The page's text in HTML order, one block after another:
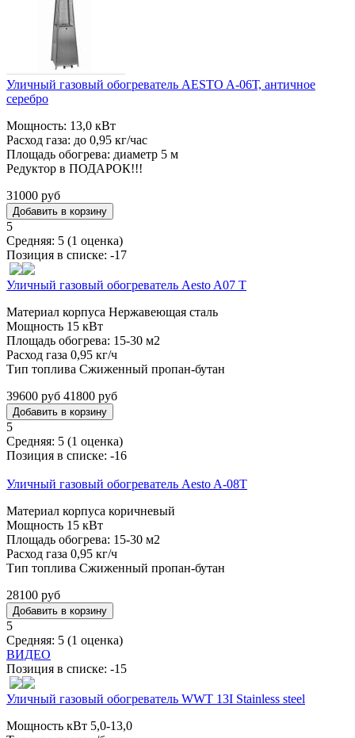
Уличный газовый обогреватель AESTO A-06Т, античное
серебро
Мощность: 13,0 кВт
Расход газа: до 0,95 кг/час
Площадь обогрева: диаметр 5 м
Редуктор в ПОДАРОК!!!
31000 руб
5
Средняя: 5 (1 оценка)
Позиция в списке: -17
Уличный газовый обогреватель Aesto A07 T
Материал корпуса Нержавеющая сталь
Мощность 15 кВт
Площадь обогрева: 15-30 м2
Расход газа 0,95 кг/ч
Тип топлива Сжиженный пропан-бутан
39600 руб 41800 руб
5
Средняя: 5 (1 оценка)
Позиция в списке: -16
Уличный газовый обогреватель Aesto A-08Т
Материал корпуса коричневый
Мощность 15 кВт
Площадь обогрева: 15-30 м2
Расход газа 0,95 кг/ч
Тип топлива Сжиженный пропан-бутан
28100 руб
5
Средняя: 5 (1 оценка)
ВИДЕО
Позиция в списке: -15
Уличный газовый обогреватель WWT 13I Stainless steel
Мощность кВт 5,0-13,0